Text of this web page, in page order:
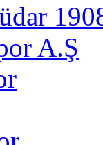
A.Ş